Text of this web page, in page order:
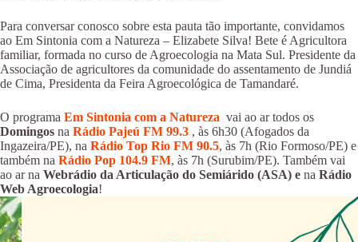
Para conversar conosco sobre esta pauta tão importante, convidamos
ao Em Sintonia com a Natureza – Elizabete Silva! Bete é Agricultora
familiar, formada no curso de Agroecologia na Mata Sul. Presidente da
Associação de agricultores da comunidade do assentamento de Jundiá
de Cima, Presidenta da Feira Agroecológica de Tamandaré.
O programa Em Sintonia com a Natureza vai ao ar todos os
Domingos na Rádio Pajeú FM 99.3 , às 6h30 (Afogados da
Ingazeira/PE), na Rádio Top Rio FM 90.5, às 7h (Rio Formoso/PE) e
também na Rádio Pop 104.9 FM, às 7h (Surubim/PE). Também vai
ao ar na Webrádio da Articulação do Semiárido (ASA) e na Rádio
Web Agroecologia!